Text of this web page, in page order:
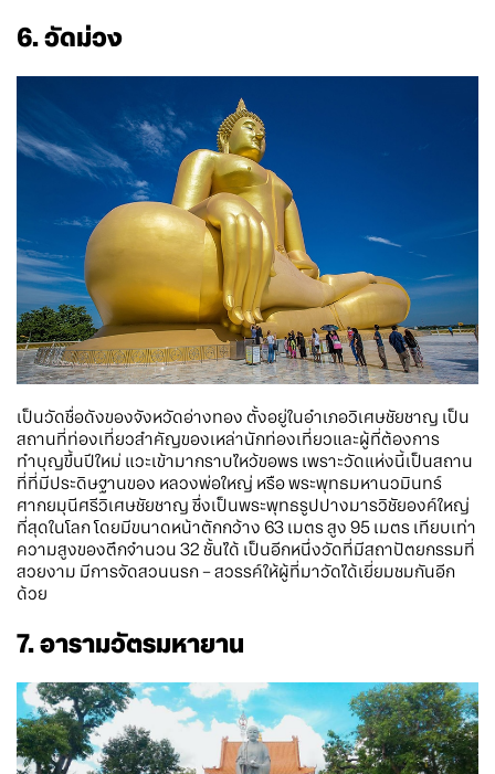
6. วัดม่วง
เป็นวัดชื่อดังของจังหวัดอ่างทอง ตั้งอยู่ในอำเภอวิเศษชัยชาญ เป็น
สถานที่ท่องเที่ยวสำคัญของเหล่านักท่องเที่ยวและผู้ที่ต้องการ
ทำบุญขึ้นปีใหม่ แวะเข้ามากราบไหว้ขอพร เพราะวัดแห่งนี้เป็นสถาน
ที่ที่มีประดิษฐานของ หลวงพ่อใหญ่ หรือ พระพุทธมหานวมินทร์
ศากยมุนีศรีวิเศษชัยชาญ ซึ่งเป็นพระพุทธรูปปางมารวิชัยองค์ใหญ่
ที่สุดในโลก โดยมีขนาดหน้าตักกว้าง 63 เมตร สูง 95 เมตร เทียบเท่า
ความสูงของตึกจำนวน 32 ชั้นได้ เป็นอีกหนึ่งวัดที่มีสถาปัตยกรรมที่
สวยงาม มีการจัดสวนนรก – สวรรค์ให้ผู้ที่มาวัดได้เยี่ยมชมกันอีก
ด้วย
7. อารามวัตรมหายาน